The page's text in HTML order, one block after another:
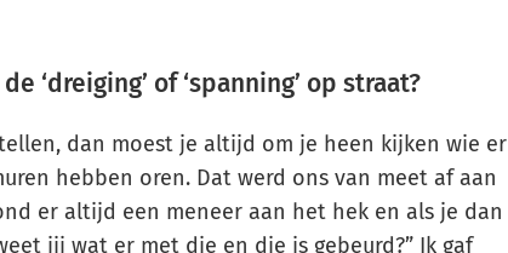
‘dreiging’ of ‘spanning’ op straat?
dan moest je altijd om je heen kijken wie er
hebben oren. Dat werd ons van meet af aan
er altijd een meneer aan het hek en als je dan
jij wat er met die en die is gebeurd?” Ik gaf